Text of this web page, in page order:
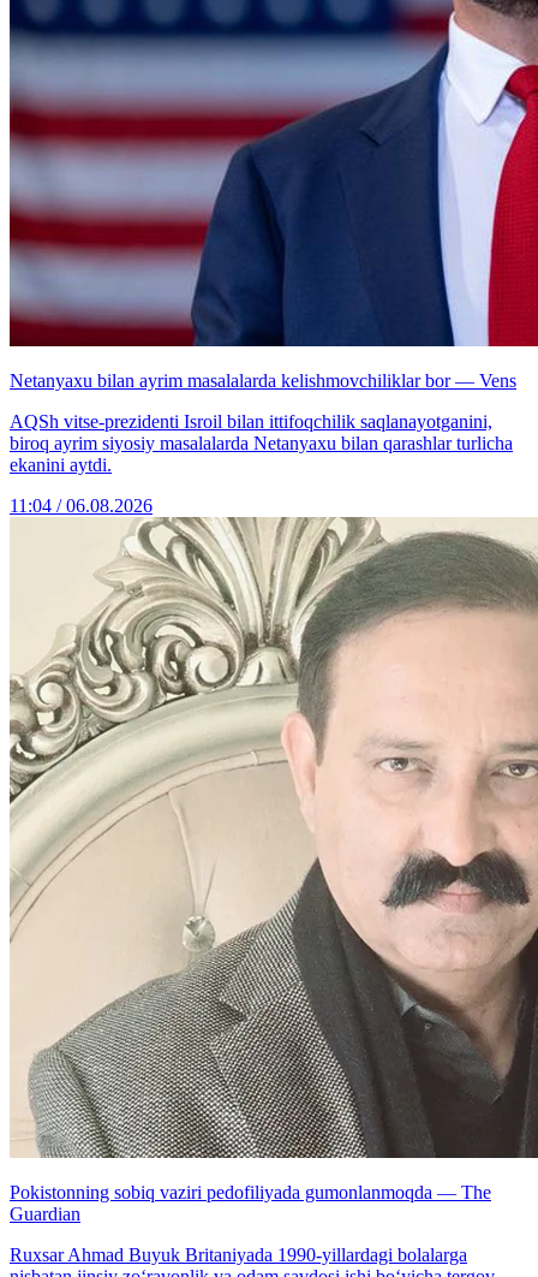
Netanyaxu bilan ayrim masalalarda kelishmovchiliklar bor — Vens
AQSh vitse-prezidenti Isroil bilan ittifoqchilik saqlanayotganini,
biroq ayrim siyosiy masalalarda Netanyaxu bilan qarashlar turlicha
ekanini aytdi.
11:04 / 06.08.2026
Pokistonning sobiq vaziri pedofiliyada gumonlanmoqda — The
Guardian
Ruxsar Ahmad Buyuk Britaniyada 1990-yillardagi bolalarga